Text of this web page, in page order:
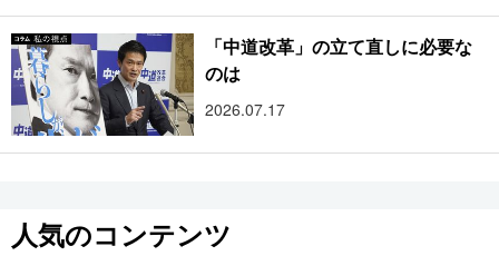
「中道改革」の立て直しに必要な
のは
2026.07.17
人気のコンテンツ